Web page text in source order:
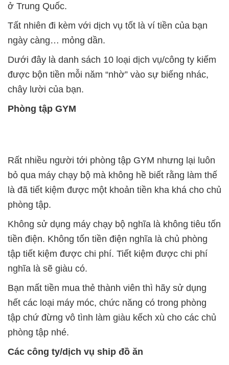
ở Trung Quốc.
Tất nhiên đi kèm với dịch vụ tốt là ví tiền của bạn
ngày càng… mỏng dần.
Dưới đây là danh sách 10 loại dịch vụ/công ty kiếm
được bộn tiền mỗi năm “nhờ” vào sự biếng nhác,
chây lười của bạn.
Phòng tập GYM
Rất nhiều người tới phòng tập GYM nhưng lại luôn
bỏ qua máy chạy bộ mà không hề biết rằng làm thế
là đã tiết kiệm được một khoản tiền kha khá cho chủ
phòng tập.
Không sử dụng máy chạy bộ nghĩa là không tiêu tốn
tiền điện. Không tốn tiền điện nghĩa là chủ phòng
tập tiết kiệm được chi phí. Tiết kiệm được chi phí
nghĩa là sẽ giàu có.
Bạn mất tiền mua thẻ thành viên thì hãy sử dụng
hết các loại máy móc, chức năng có trong phòng
tập chứ đừng vô tình làm giàu kếch xù cho các chủ
phòng tập nhé.
Các công ty/dịch vụ ship đồ ăn